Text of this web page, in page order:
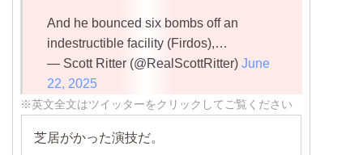
And he bounced six bombs off an
indestructible facility (Firdos),…
— Scott Ritter (@RealScottRitter) June
22, 2025
※英文全文はツイッターをクリックしてご覧ください
芝居がかった演技だ。